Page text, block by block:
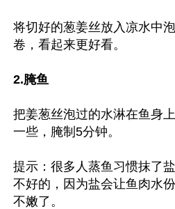
将切好的葱姜丝放入凉水中
卷，看起来更好看。
2.腌鱼
把姜葱丝泡过的水淋在鱼身
一些，腌制5分钟。
提示：很多人蒸鱼习惯抹了
不好的，因为盐会让鱼肉水
不嫩了。